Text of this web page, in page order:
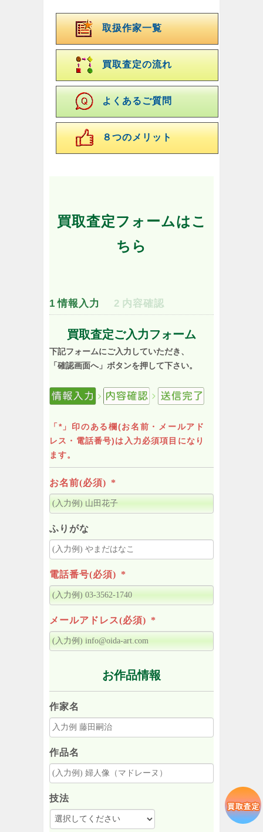
取扱作家一覧
買取査定の流れ
よくあるご質問
８つのメリット
買取査定フォームはこ
ちら
1 情報入力 2 内容確認
買取査定ご入力フォーム
下記フォームにご入力していただき、
「確認画面へ」ボタンを押して下さい。
「*」印のある欄(お名前・メールアド
レス・電話番号)は入力必須項目になり
ます。
お名前(必須) *
ふりがな
電話番号(必須) *
メールアドレス(必須) *
お作品情報
作家名
作品名
技法